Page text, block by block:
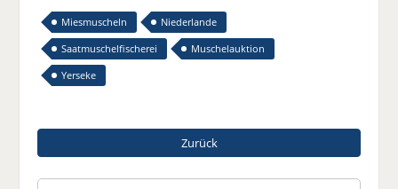
Miesmuscheln
Niederlande
Saatmuschelfischerei
Muschelauktion
Yerseke
Zurück